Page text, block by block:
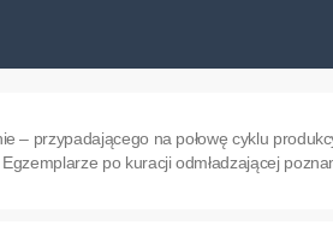
– przypadającego na połowę cyklu
po kuracji odmładzającej